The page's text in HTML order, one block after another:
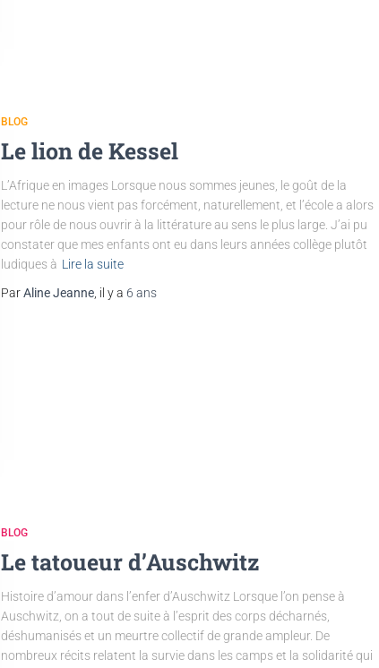
BLOG
Le lion de Kessel
L’Afrique en images Lorsque nous sommes jeunes, le goût de la
lecture ne nous vient pas forcément, naturellement, et l’école a alors
pour rôle de nous ouvrir à la littérature au sens le plus large. J’ai pu
constater que mes enfants ont eu dans leurs années collège plutôt
ludiques à Lire la suite
ParAline Jeanne , il y a 6 ans
BLOG
Le tatoueur d’Auschwitz
Histoire d’amour dans l’enfer d’Auschwitz Lorsque l’on pense à
Auschwitz, on a tout de suite à l’esprit des corps décharnés,
déshumanisés et un meurtre collectif de grande ampleur. De
nombreux récits relatent la survie dans les camps et la solidarité qui